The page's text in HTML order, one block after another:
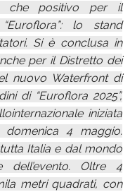
che positivo per il
lo stand
Si è conclusa in
per il Distretto dei
nuovo Waterfront di
di “Euroflora 2025”,
iniziata
4 maggio.
Italia e dal mondo
dell’evento. Oltre 4
metri quadrati, con